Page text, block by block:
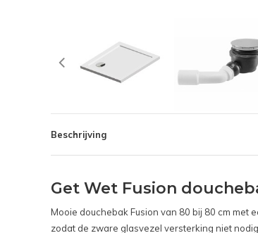
Beschrijving
Get Wet Fusion
Mooie douchebak Fusion van 80 bij 80 cm
zodat de zware glasvezel versterking niet